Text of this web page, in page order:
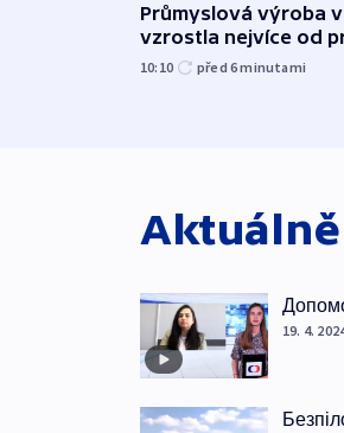
Průmyslová výroba
vzrostla nejvíce od
10:10 před 6minutami
19. 4.